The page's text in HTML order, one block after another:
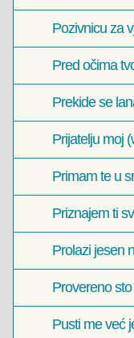
Pozivnicu za
Pred očima
Prekide se
Prijatelju moj
Primam te u
Priznajem ti
Prolazi jesen
Provereno
Pusti me već